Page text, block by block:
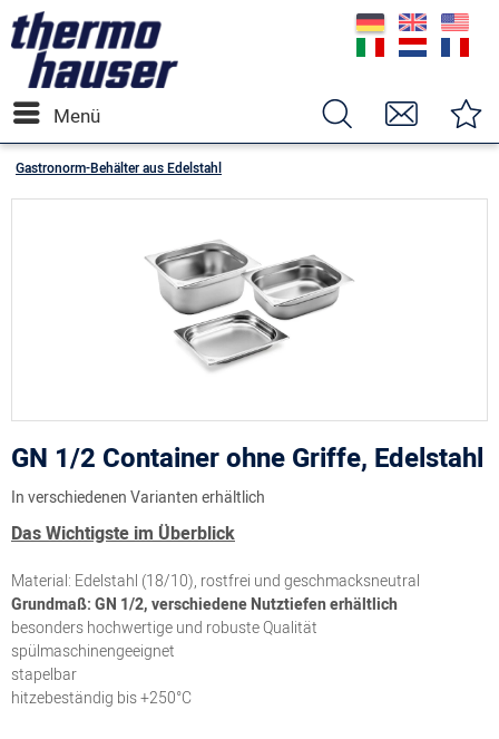
Menü
Gastronorm-Behälter aus Edelstahl
GN 1/2 Container ohne Griffe, Edelstahl
In verschiedenen Varianten erhältlich
Das Wichtigste im Überblick
Material: Edelstahl (18/10), rostfrei und geschmacksneutral
Grundmaß: GN 1/2, verschiedene Nutztiefen erhältlich
besonders hochwertige und robuste Qualität
spülmaschinengeeignet
stapelbar
hitzebeständig bis +250°C